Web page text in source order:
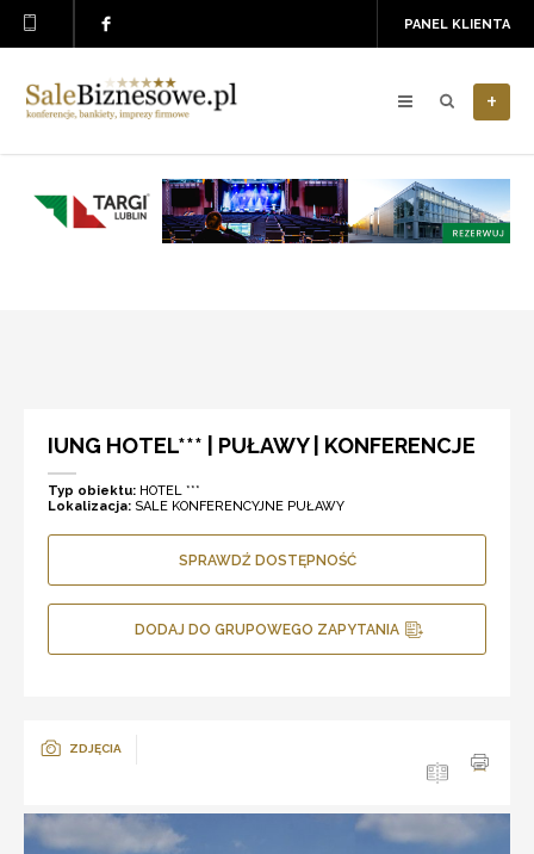
PANEL KLIENTA
+
IUNG HOTEL*** | PUŁAWY | KONFERENCJE
Typ obiektu: HOTEL ***
Lokalizacja: SALE KONFERENCYJNE PUŁAWY
SPRAWDŹ DOSTĘPNOŚĆ
DODAJ DO GRUPOWEGO ZAPYTANIA
ZDJĘCIA